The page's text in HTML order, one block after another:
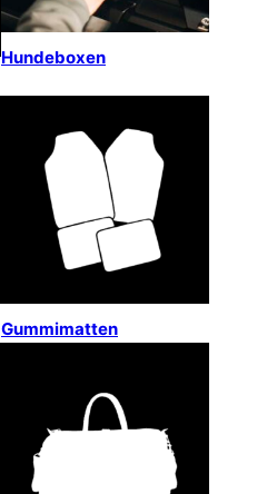
Hundeboxen
Gummimatten